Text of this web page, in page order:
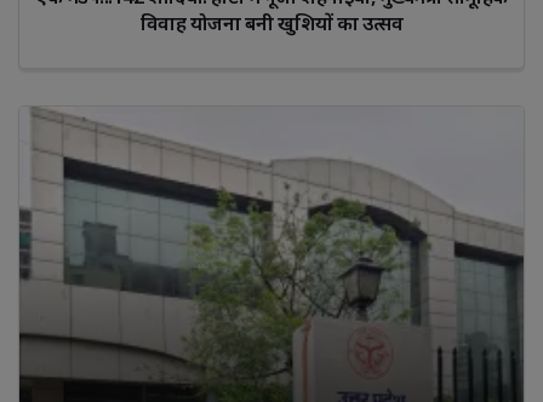
विवाह योजना बनी खुशियों का उत्सव